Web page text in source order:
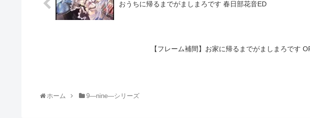
おうちに帰るまでがましまろです 春日部花音ED
【フレーム補間】お家に帰るまでがましまろです
ホーム 9―nine―シリーズ